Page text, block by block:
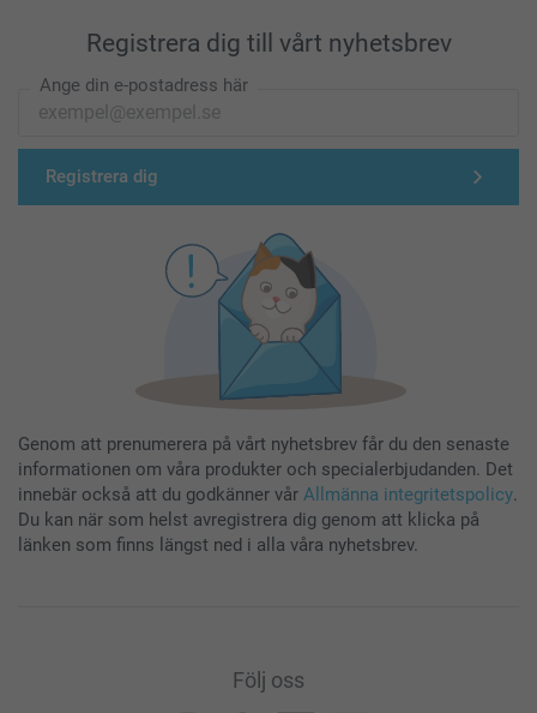
Registrera dig till vårt nyhetsbrev
Ange din e-postadress här
Registrera dig
Genom att prenumerera på vårt nyhetsbrev får du den senaste
informationen om våra produkter och specialerbjudanden. Det
innebär också att du godkänner vår Allmänna integritetspolicy.
Du kan när som helst avregistrera dig genom att klicka på
länken som finns längst ned i alla våra nyhetsbrev.
Följ oss